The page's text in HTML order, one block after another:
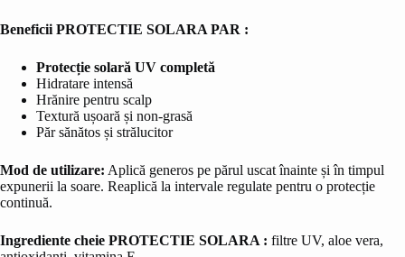
Beneficii PROTECTIE SOLARA PAR :
Protecție solară UV completă
Hidratare intensă
Hrănire pentru scalp
Textură ușoară și non-grasă
Păr sănătos și strălucitor
Mod de utilizare: Aplică generos pe părul uscat înainte și în timpul
expunerii la soare. Reaplică la intervale regulate pentru o protecție
continuă.
Ingrediente cheie PROTECTIE SOLARA : filtre UV, aloe vera,